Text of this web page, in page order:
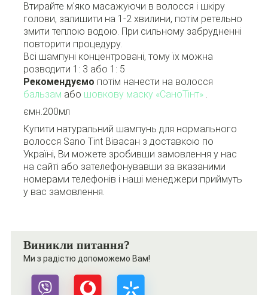
Втирайте м'яко масажуючи в волосся і шкіру
голови, залишити на 1-2 хвилини, потім ретельно
змити теплою водою. При сильному забрудненні
повторити процедуру.
Всі шампуні концентровані, тому їх можна
розводити 1: 3 або 1: 5
Рекомендуємо потім нанести на волосся
бальзам або шовкову маску «СаноТінт».
ємн.200мл
Купити натуральний шампунь для нормального
волосся Sano Tint Вівасан з доставкою по
Україні, Ви можете зробивши замовлення у нас
на сайті або зателефонувавши за вказаними
номерами телефонів і наші менеджери приймуть
у вас замовлення.
Виникли питання?
Ми з радістю допоможемо Вам!